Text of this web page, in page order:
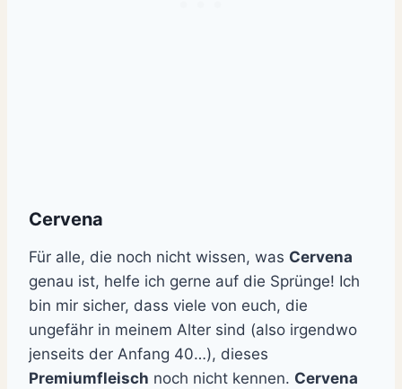
Cervena
Für alle, die noch nicht wissen, was Cervena
genau ist, helfe ich gerne auf die Sprünge! Ich
bin mir sicher, dass viele von euch, die
ungefähr in meinem Alter sind (also irgendwo
jenseits der Anfang 40…), dieses
Premiumfleisch noch nicht kennen. Cervena